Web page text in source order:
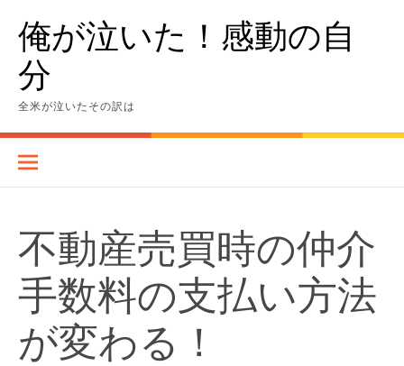
content俺が泣いた！感動の自
分
全米が泣いたその訳は
不動産売買時の仲介
手数料の支払い方法
が変わる！